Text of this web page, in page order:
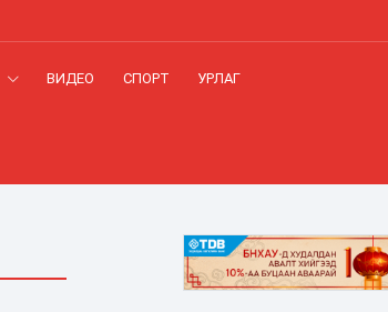
ВИДЕО СПОРТ УРЛАГ